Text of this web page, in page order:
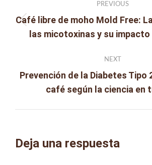
navigation
PREVIOUS
Previous
post:
Café libre de moho Mold Free:
las micotoxinas y su impacto
NEXT
Next
post:
Prevención de la Diabetes Tipo
café según la ciencia en
Deja una respuesta